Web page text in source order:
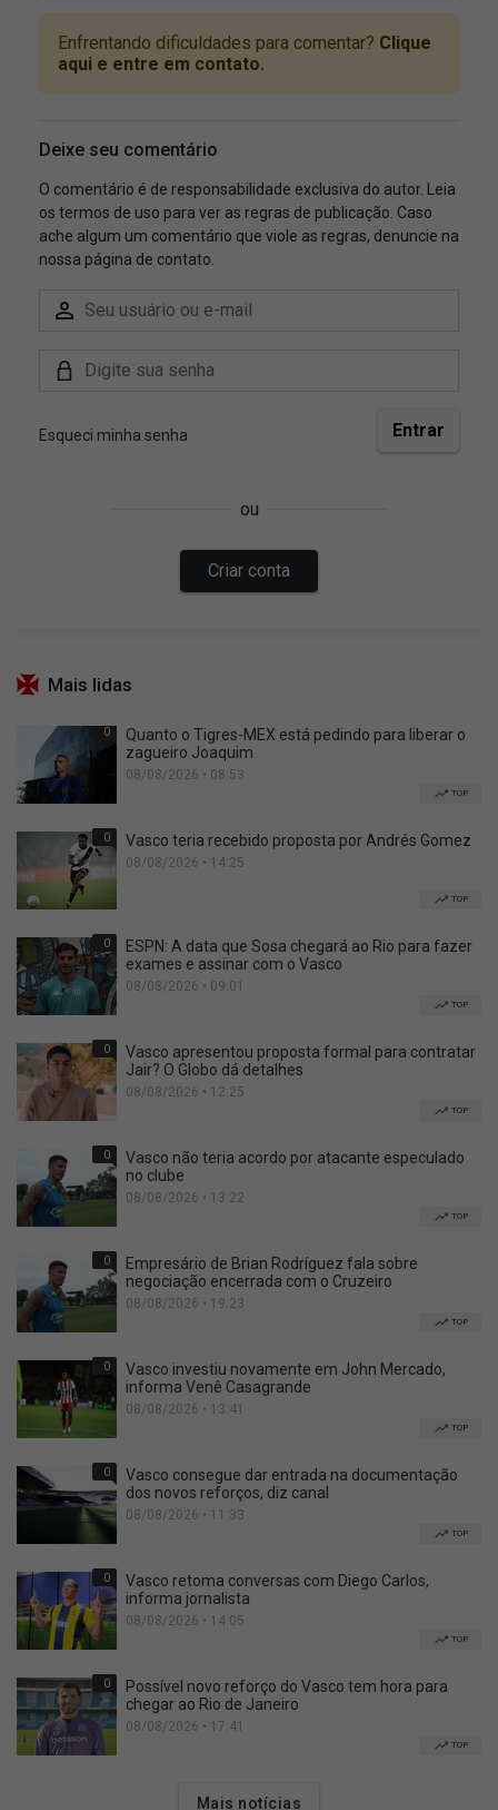
Mais lidas
0
Quanto o Tigres-MEX está pedindo para liberar o
zagueiro Joaquim
08/08/2026 • 08:53
TOP
0 Vasco teria recebido proposta por Andrés Gomez
08/08/2026 • 14:25
TOP
0
ESPN: A data que Sosa chegará ao Rio para fazer
exames e assinar com o Vasco
08/08/2026 • 09:01
TOP
0
Vasco apresentou proposta formal para contratar
Jair? O Globo dá detalhes
08/08/2026 • 12:25
TOP
0
Vasco não teria acordo por atacante especulado
no clube
08/08/2026 • 13:22
TOP
0
Empresário de Brian Rodríguez fala sobre
negociação encerrada com o Cruzeiro
08/08/2026 • 19:23
TOP
0
Vasco investiu novamente em John Mercado,
informa Venê Casagrande
08/08/2026 • 13:41
TOP
0
Vasco consegue dar entrada na documentação
dos novos reforços, diz canal
08/08/2026 • 11:33
TOP
0
Vasco retoma conversas com Diego Carlos,
informa jornalista
08/08/2026 • 14:05
TOP
0
Possível novo reforço do Vasco tem hora para
chegar ao Rio de Janeiro
08/08/2026 • 17:41
TOP
Mais notícias